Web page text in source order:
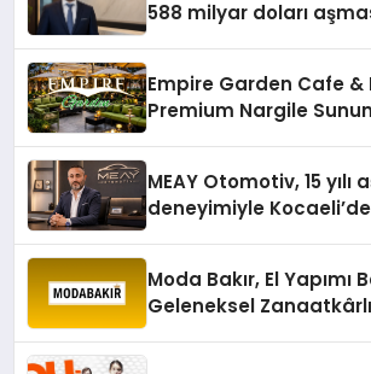
588 milyar doları
Empire Garden Cafe
Premium Nargile
MEAY Otomotiv, 15 yılı
deneyimiyle
Moda Bakır, El Yapımı
Geleneksel